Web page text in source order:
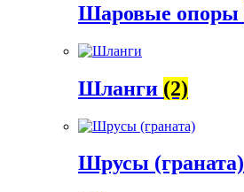
Шаровые опоры
Шланги (2)
Шрусы (граната)